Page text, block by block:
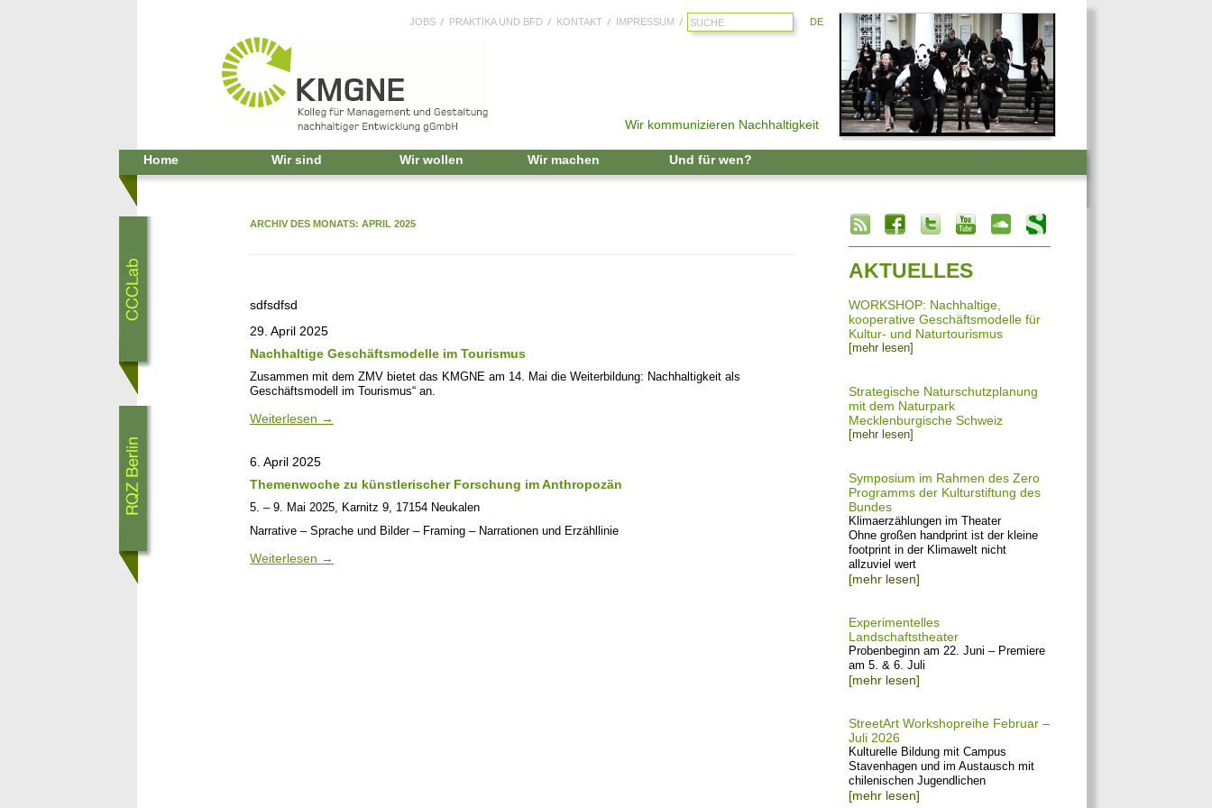
Wir kommunizieren Nachhaltigkeit
JOBS PRAKTIKA UND BFD KONTAKT IMPRESSUM DE
info heading
Zum Inhalt springen
Home Wir sind Wir wollen Wir machen Und für wen?
ARCHIV DES MONATS: APRIL 2025
sdfsdfsd
29. April 2025
Nachhaltige Geschäftsmodelle im Tourismus
Zusammen mit dem ZMV bietet das KMGNE am 14. Mai die Weiterbildung: Nachhaltigkeit als
Geschäftsmodell im Tourismus“ an.
Weiterlesen →
6. April 2025
Themenwoche zu künstlerischer Forschung im Anthropozän
5. – 9. Mai 2025, Karnitz 9, 17154 Neukalen
Narrative – Sprache und Bilder – Framing – Narrationen und Erzähllinie
Weiterlesen →
AKTUELLES
WORKSHOP: Nachhaltige,
kooperative Geschäftsmodelle für
Kultur- und Naturtourismus
[mehr lesen]
Strategische Naturschutzplanung
mit dem Naturpark
Mecklenburgische Schweiz
[mehr lesen]
Symposium im Rahmen des Zero
Programms der Kulturstiftung des
Bundes
Klimaerzählungen im Theater
Ohne großen handprint ist der kleine
footprint in der Klimawelt nicht
allzuviel wert
[mehr lesen]
Experimentelles
Landschaftstheater
Probenbeginn am 22. Juni – Premiere
am 5. & 6. Juli
[mehr lesen]
StreetArt Workshopreihe Februar –
Juli 2026
Kulturelle Bildung mit Campus
Stavenhagen und im Austausch mit
chilenischen Jugendlichen
[mehr lesen]